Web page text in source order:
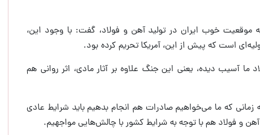
موقعیت خوب ایران در تولید آهن و فولاد، گفت: با وجود این،
است که پیش از این، آمریکا تحریم کرده بود.
آسیب دیده، یعنی این جنگ علاوه بر آثار مادی، اثر روانی هم
زمانی که ما می‌خواهیم صادرات هم انجام بدهیم باید شرایط عادی
و فولاد هم با توجه به شرایط کشور با چالش‌هایی مواجهیم.